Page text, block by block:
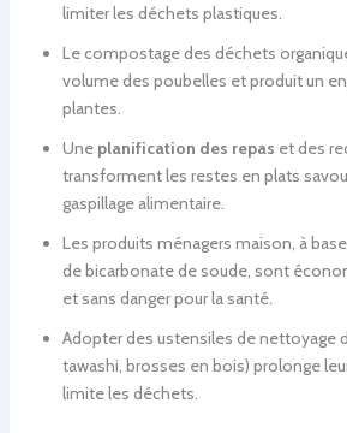
limiter les déchets plastiques.
Le compostage des déchets
volume des poubelles et produit un
plantes.
Une planification des repas et des
transforment les restes en plats
gaspillage alimentaire.
Les produits ménagers maison, à
de bicarbonate de soude, sont
et sans danger pour la santé.
Adopter des ustensiles de nettoyage
tawashi, brosses en bois) prolonge
limite les déchets.